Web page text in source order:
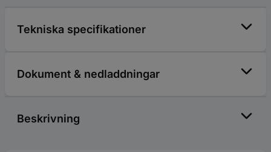
Tekniska specifikationer
Dokument & nedladdningar
Beskrivning